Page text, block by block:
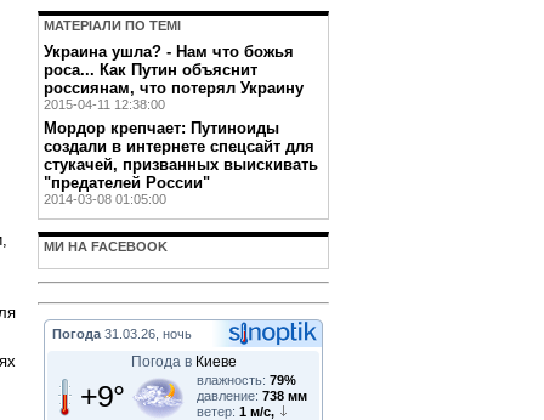
МАТЕРIАЛИ ПО ТЕМI
Украина ушла? - Нам что божья
роса... Как Путин объяснит
россиянам, что потерял Украину
2015-04-11 12:38:00
Мордор крепчает: Путиноиды
создали в интернете спецсайт для
стукачей, призванных выискивать
"предателей России"
2014-03-08 01:05:00
МИ НА FACEBOOK
Погода 31.03.26, ночь
Погода в Киеве
+9° влажность: 79%
давление: 738 мм
ветер: 1 м/с,